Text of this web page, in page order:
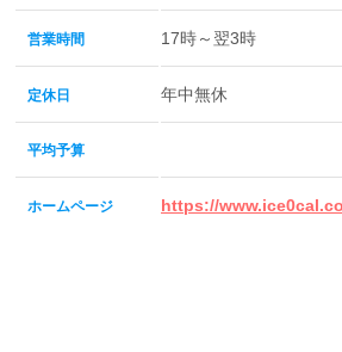
営業時間 17時～翌3時
定休日 年中無休
平均予算
ホームページ https://